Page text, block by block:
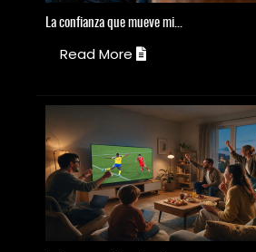
La confianza que mueve mi...
Read More